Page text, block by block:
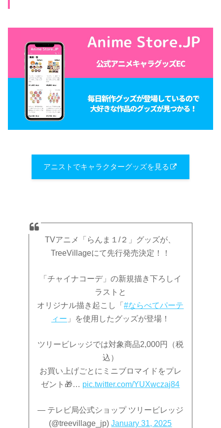
アニストでキャラクターグッズを見る
TVアニメ「らんま１/２」グッズが、
TreeVillageにて先行発売決定！！
「チャイナコーデ」の新規描き下ろしイ
ラストと
オリジナル描き起こし「#ならべてパーテ
ィー 」を使用したグッズが登場！
ツリービレッジでは対象商品2,000円（税
込）
お買い上げごとにミニブロマイドをプレ
ゼント🎁… pic.twitter.com/YUXwczaj84
— テレビ局公式ショップ ツリービレッジ
(@treevillage_jp)January 31, 2025